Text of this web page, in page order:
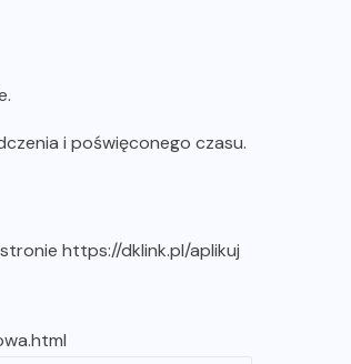
i poświęconego czasu.
https://dklink.pl/aplikuj